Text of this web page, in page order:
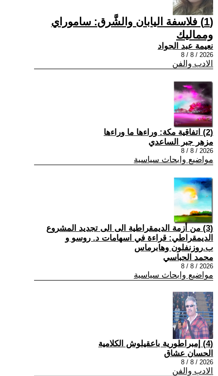
(1) فلاسفة اليابان والشَّرق: ساموراي
ومماليك
نعيمة عبد الجواد
2026 / 8 / 8
الادب والفن
(2) اتفاقية مكة: وراءها ما وراءها
مزهر جبر الساعدي
2026 / 8 / 8
مواضيع وابحاث سياسية
(3) من أزمة الديمقراطية الى الى تجديد المشروع
الديمقراطي: قراءة في اسهامات د. روسو و
ب.روزنفلون وهابرماس
محمد الحباسي
2026 / 8 / 8
مواضيع وابحاث سياسية
(4) إمبراطورية باعقيلوش الكلامية
الحسان عشاق
2026 / 8 / 8
الادب والفن